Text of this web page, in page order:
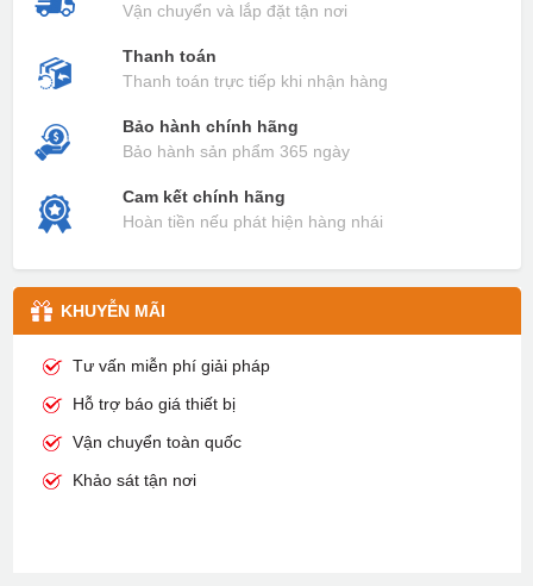
Vận chuyển và lắp đặt tận nơi
Thanh toán
Thanh toán trực tiếp khi nhận hàng
Bảo hành chính hãng
Bảo hành sản phẩm 365 ngày
Cam kết chính hãng
Hoàn tiền nếu phát hiện hàng nhái
KHUYỄN MÃI
Tư vấn miễn phí giải pháp
Hỗ trợ báo giá thiết bị
Vận chuyển toàn quốc
Khảo sát tận nơi